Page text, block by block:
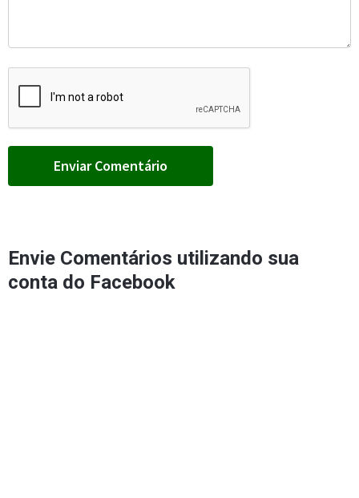
Envie Comentários utilizando sua
conta do Facebook